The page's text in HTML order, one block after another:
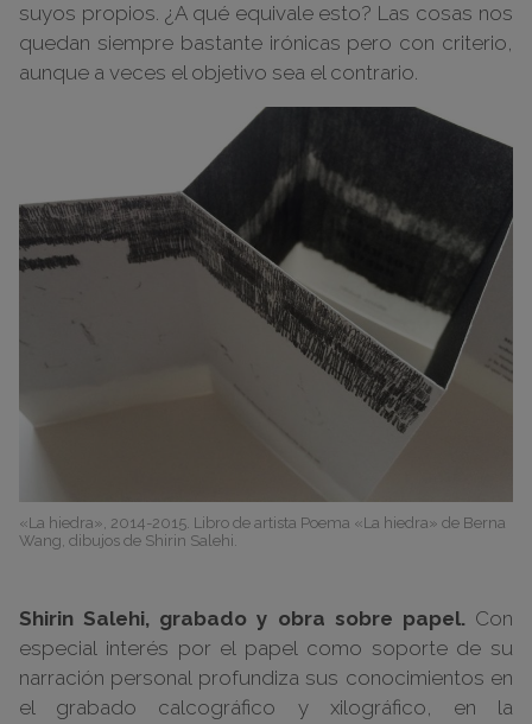
suyos propios. ¿A qué equivale esto? Las cosas nos
quedan siempre bastante irónicas pero con criterio,
aunque a veces el objetivo sea el contrario.
«La hiedra», 2014-2015. Libro de artista Poema «La hiedra» de Berna
Wang, dibujos de Shirin Salehi.
Shirin Salehi, grabado y obra sobre papel. Con
especial interés por el papel como soporte de su
narración personal profundiza sus conocimientos en
el grabado calcográfico y xilográfico, en la